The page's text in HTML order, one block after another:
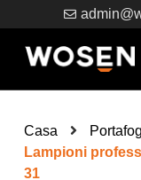
Casa
Lampioni
31